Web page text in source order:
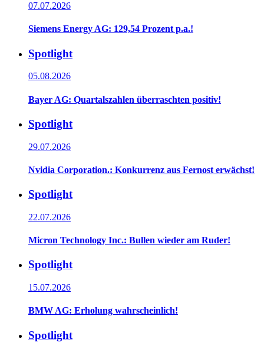
07.07.2026
Siemens Energy AG: 129,54 Prozent p.a.!
Spotlight
05.08.2026
Bayer AG: Quartalszahlen überraschten positiv!
Spotlight
29.07.2026
Nvidia Corporation.: Konkurrenz aus Fernost erwächst!
Spotlight
22.07.2026
Micron Technology Inc.: Bullen wieder am Ruder!
Spotlight
15.07.2026
BMW AG: Erholung wahrscheinlich!
Spotlight